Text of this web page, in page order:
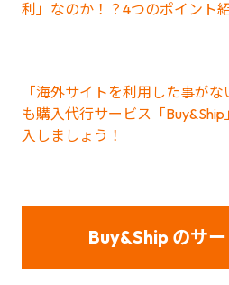
利」なのか！？4つのポイント
「海外サイトを利用した事が
も購入代行サービス「
入しましょう！
Buy&Ship のサ